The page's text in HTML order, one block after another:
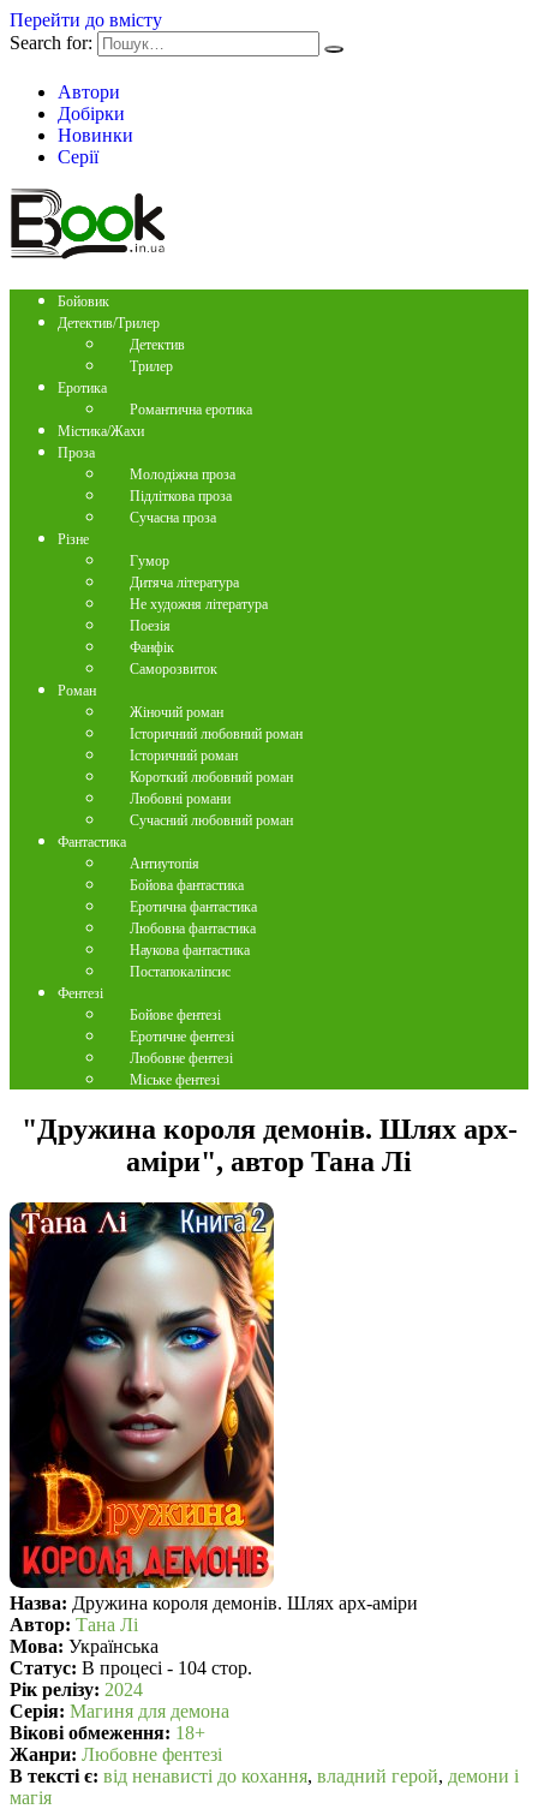
Перейти до вмісту
Search for:
Автори
Добірки
Новинки
Серії
Бойовик
Детектив/Трилер
Детектив
Трилер
Еротика
Романтична еротика
Містика/Жахи
Проза
Молодіжна проза
Підліткова проза
Сучасна проза
Різне
Гумор
Дитяча література
Не художня література
Поезія
Фанфік
Саморозвиток
Роман
Жіночий роман
Історичний любовний роман
Історичний роман
Короткий любовний роман
Любовні романи
Сучасний любовний роман
Фантастика
Антиутопія
Бойова фантастика
Еротична фантастика
Любовна фантастика
Наукова фантастика
Постапокаліпсис
Фентезі
Бойове фентезі
Еротичне фентезі
Любовне фентезі
Міське фентезі
"Дружина короля демонів. Шлях арх-
аміри", автор Тана Лі
Назва: Дружина короля демонів. Шлях арх-аміри
Автор: Тана Лі
Мова: Українська
Статус: В процесі - 104 стор.
Рік релізу: 2024
Серія: Магиня для демона
Вікові обмеження: 18+
Жанри: Любовне фентезі
В текcті є: від ненависті до кохання, владний герой, демони і
магія